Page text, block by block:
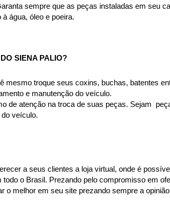
sempre que as peças instaladas em seu
água, óleo e poeira.
SIENA PALIO?
troque seus coxins, buchas, batentes
e manutenção do veículo.
de atenção na troca de suas peças. Sejam
veículo.
a seus clientes a loja virtual, onde é
o Brasil. Prezando pelo compromisso em
melhor em seu site prezando sempre a